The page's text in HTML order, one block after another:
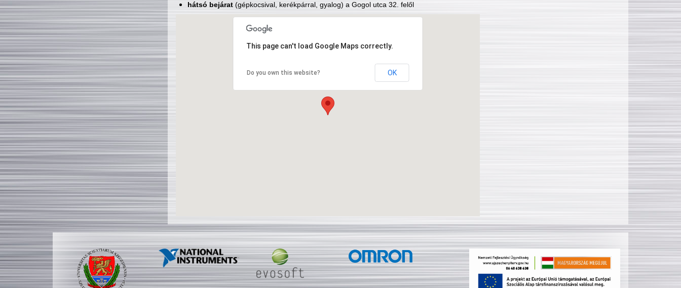
hátsó bejárat(gépkocsival, kerékpárral, gyalog) a Gogol utca 32. felől
This page can't load Google Maps correctly.
Do you own this website? OK